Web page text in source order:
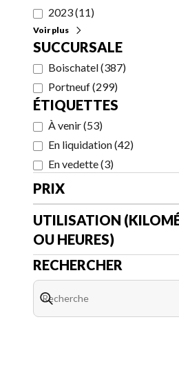
2023(11)
Voir plus
SUCCURSALE
Boischatel(387)
Portneuf(299)
ÉTIQUETTES
À venir(53)
En liquidation(42)
En vedette(3)
PRIX
UTILISATION
OU HEURES)
RECHERCHER